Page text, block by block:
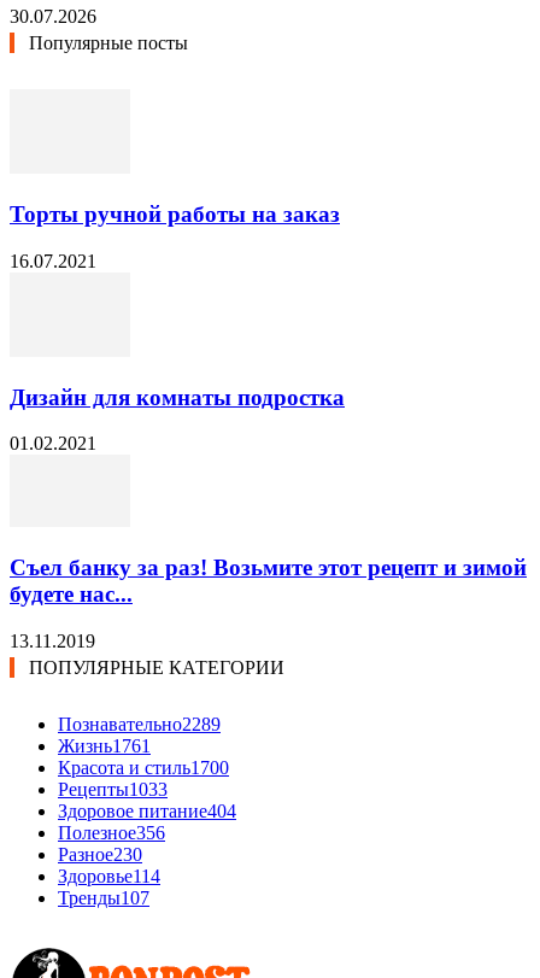
30.07.2026
Популярные посты
Торты ручной работы на заказ
16.07.2021
Дизайн для комнаты подростка
01.02.2021
Съел банку за раз! Возьмите этот рецепт и зимой
будете нас...
13.11.2019
ПОПУЛЯРНЫЕ КАТЕГОРИИ
Познавательно2289
Жизнь1761
Красота и стиль1700
Рецепты1033
Здоровое питание404
Полезное356
Разное230
Здоровье114
Тренды107